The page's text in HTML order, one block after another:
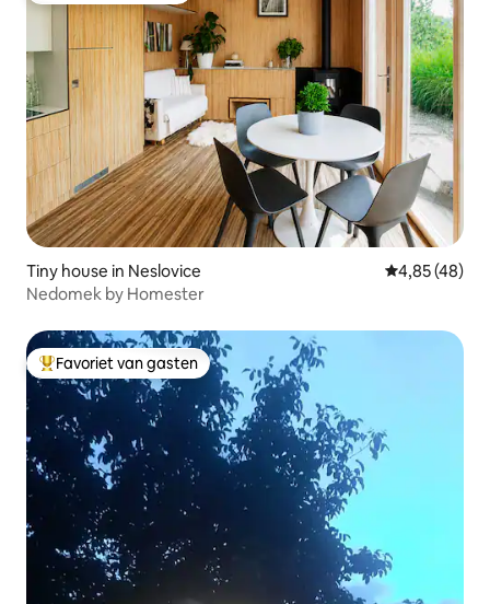
Tiny house in Neslovice Gemiddelde
4,85 (48)
Nedomek by Homester
Topfavoriet van gasten
Favoriet van gasten